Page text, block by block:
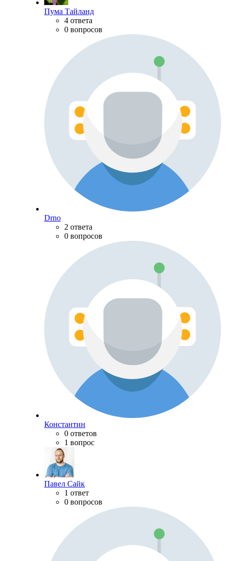
Пума Тайланд
4 ответа
0 вопросов
Drno
2 ответа
0 вопросов
Константин
0 ответов
1 вопрос
Павел Сайк
1 ответ
0 вопросов